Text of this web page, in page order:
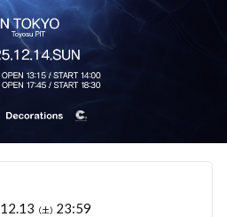
12.13（土）23:59